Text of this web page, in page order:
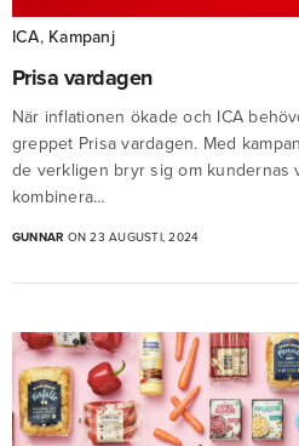
ICA, Kampanj
Prisa vardagen
När inflationen ökade och ICA
greppet Prisa vardagen. Med
de verkligen bryr sig om kundernas
kombinera…
GUNNAR ON 23 AUGUSTI, 2024